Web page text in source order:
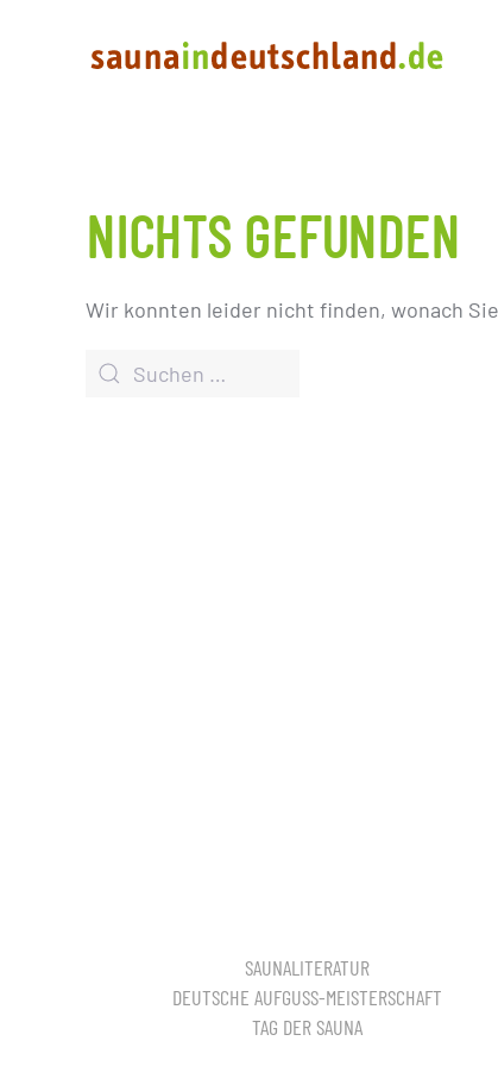
NICHTS GEFUNDEN
Wir konnten leider nicht finden, wonach
SAUNALITERATUR
DEUTSCHE AUFGUSS-MEISTERSCHAFT
TAG DER SAUNA